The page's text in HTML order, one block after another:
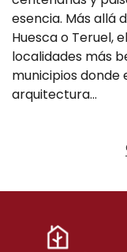
esencia. Más allá
Huesca o Teruel,
localidades más
municipios donde
arquitectura...